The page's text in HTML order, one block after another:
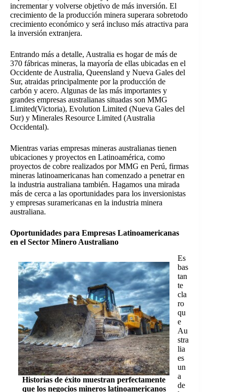
incrementar y volverse objetivo de más inversión. El
crecimiento de la producción minera superara sobretodo
crecimiento económico y será incluso más atractiva para
la inversión extranjera.
Entrando más a detalle, Australia es hogar de más de
370 fábricas mineras, la mayoría de ellas ubicadas en el
Occidente de Australia, Queensland y Nueva Gales del
Sur, atraidas principalmente por la producción de
carbón y acero. Algunas de las más importantes y
grandes empresas australianas situadas son MMG
Limited(Victoria), Evolution Limited (Nueva Gales del
Sur) y Minerales Resource Limited (Australia
Occidental).
Mientras varias empresas mineras australianas tienen
ubicaciones y proyectos en Latinoamérica, como
proyectos de cobre realizados por MMG en Perú, firmas
mineras latinoamericanas han comenzado a penetrar en
la industria australiana también. Hagamos una mirada
más de cerca a las oportunidades para los inversionistas
y empresas suramericanas en la industria minera
australiana.
Oportunidades para Empresas Latinoamericanas
en el Sector Minero Australiano
Historias de éxito muestran perfectamente
que los negocios mineros latinoamericanos
Es
bas
tan
te
cla
ro
qu
e
Au
stra
lia
es
un
a
de